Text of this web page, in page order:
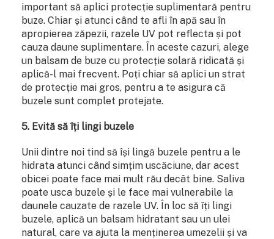
important să aplici protecție suplimentară pentru
buze. Chiar și atunci când te afli în apă sau în
apropierea zăpezii, razele UV pot reflecta și pot
cauza daune suplimentare. În aceste cazuri, alege
un balsam de buze cu protecție solară ridicată și
aplică-l mai frecvent. Poți chiar să aplici un strat
de protecție mai gros, pentru a te asigura că
buzele sunt complet protejate.
5. Evită să îți lingi buzele
Unii dintre noi tind să își lingă buzele pentru a le
hidrata atunci când simțim uscăciune, dar acest
obicei poate face mai mult rău decât bine. Saliva
poate usca buzele și le face mai vulnerabile la
daunele cauzate de razele UV. În loc să îți lingi
buzele, aplică un balsam hidratant sau un ulei
natural, care va ajuta la menținerea umezelii și va